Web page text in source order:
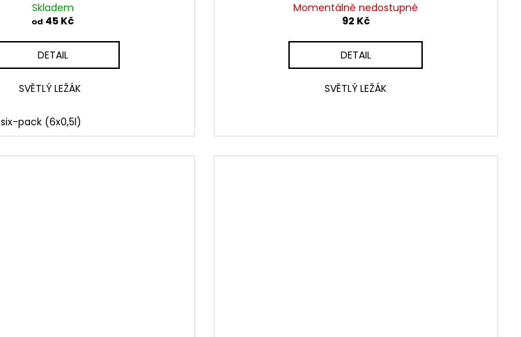
Skladem
od 45 Kč
DETAIL
SVĚTLÝ LEŽÁK
six-pack (6x0,5l)
Momentálně nedostupné
92 Kč
DETAIL
SVĚTLÝ LEŽÁK